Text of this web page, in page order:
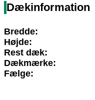
Dækinformation
Bredde:
Højde:
Rest dæk:
Dækmærke:
Fælge: